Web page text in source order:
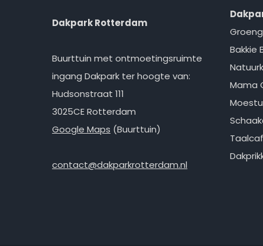
Dakpark Rotterdam
Buurttuin met ontmoetingsruimte
ingang Dakpark ter hoogte van:
Hudsonstraat 111
3025CE Rotterdam
Google Maps (Buurttuin)
contact@dakparkrotterdam.nl
Bakkie
Mama